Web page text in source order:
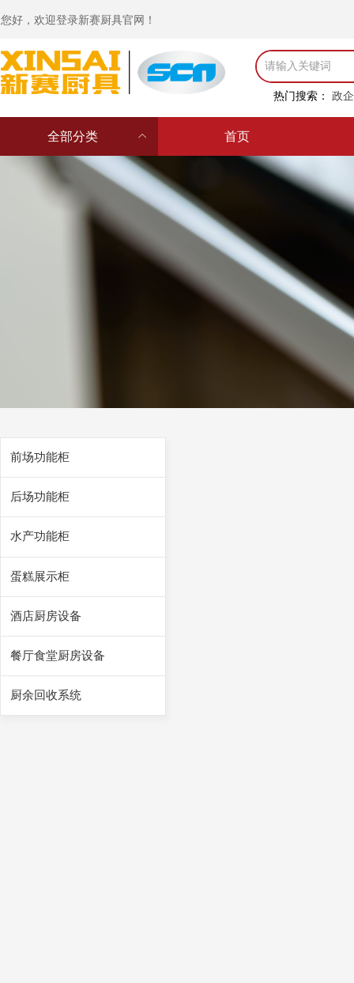
热门搜索： 政
您好，欢迎登录新赛厨具官网！
ꀙ
全部分类 首页
前场功能柜
后场功能柜
水产功能柜
蛋糕展示柜
酒店厨房设备
餐厅食堂厨房设备
厨余回收系统